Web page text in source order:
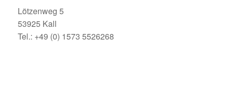
Lötzenweg 5
53925 Kall
Tel.: +49 (0) 1573 5526268